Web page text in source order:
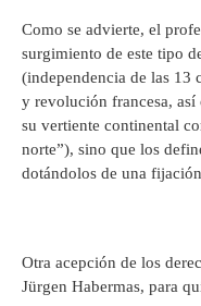
Como se advierte, el
surgimiento de este tipo
(independencia de las 13
y revolución francesa, así
su vertiente continental
norte”), sino que los
dotándolos de una
Otra acepción de los
Jürgen Habermas, para